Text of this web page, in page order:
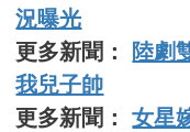
況曝光
更多新聞：
陸劇
我兒子帥
更多新聞：女星